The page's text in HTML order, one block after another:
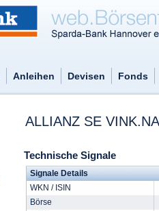
Anleihen Devisen Fonds
ALLIANZ SE
Technische Signale
Signale Details
WKN / ISIN
Börse